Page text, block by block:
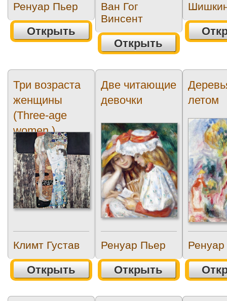
Ренуар Пьер
Открыть
Ван Гог
Винсент
Открыть
Три возраста
женщины
(Three-age
women.)
Климт Густав
Открыть
Две читающие
девочки
Ренуар Пьер
Открыть
летом